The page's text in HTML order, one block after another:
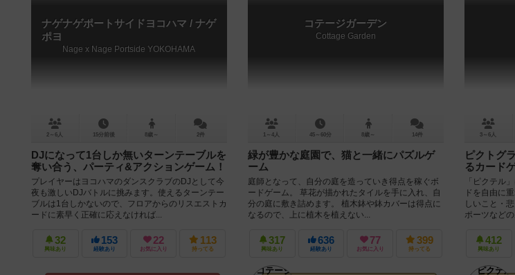
ナゲナゲポートサイドヨコハマ / ナゲ
ポヨ
Nage x Nage Portside YOKOHAMA
2～6人 15分前後 8歳～ 2件
DJになって1台しか無いターンテーブルを
奪い合う、パーティ&アクションゲーム！
プレイヤーはヨコハマのダンスクラブのDJとして今
夜も激しいDJバトルに挑みます。使えるターンテー
ブルは1台しかないので、フロアからのリスエストカ
ードに素早く正確に応えなければ...
32
興味あり
153
経験あり
22
お気に入り
113
持ってる
コテージガーデン
Cottage Garden
1～4人 45～60分 8歳～ 14件
緑が豊かな庭園で、猫と一緒にパズルゲ
ーム
庭師となって、自分の庭を造っていき得点を稼ぐボ
ードゲーム。 草花が描かれたタイルを手に入れ、自
分の庭に敷き詰めます。 植木鉢や鉢カバーは得点に
なるので、上に植木を植えない...
317
興味あり
636
経験あり
77
お気に入り
399
持ってる
3～6人
ピクトグ
るカード
「ピクテル
ドを自由に
しいこと・
ポーツなど
412
興味あり